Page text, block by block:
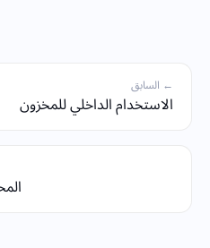
← السابق
الاستخدام الداخلي للمخزون